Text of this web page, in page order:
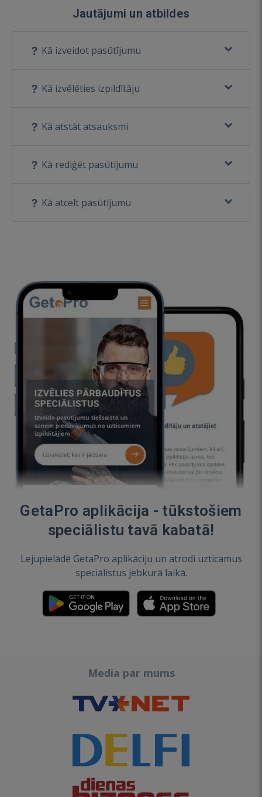
Jautājumi un atbildes
Kā izveidot pasūtījumu
Kā izvēlēties izpildītāju
Kā atstāt atsauksmi
Kā rediģēt pasūtījumu
Kā atcelt pasūtījumu
GetaPro aplikācija - tūkstošiem
speciālistu tavā kabatā!
Lejupielādē GetaPro aplikāciju un atrodi uzticamus
speciālistus jebkurā laikā.
Media par mums